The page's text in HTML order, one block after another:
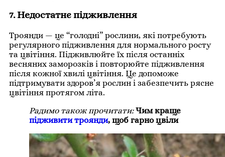
7. Недостатнє підживлення
Троянди — це “голодні” рослини, які потребують
регулярного підживлення для нормального росту
та цвітіння. Підживлюйте їх після останніх
весняних заморозків і повторюйте підживлення
після кожної хвилі цвітіння. Це допоможе
підтримувати здоров’я рослин і забезпечить рясне
цвітіння протягом літа.
Радимо також прочитати:Чим краще
підживити троянди, щоб гарно цвіли